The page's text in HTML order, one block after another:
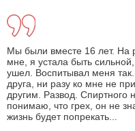
Мы были вместе 16 лет. На
мне, я устала быть
ушел. Воспитывал меня
друга, ни разу ко мне не
другим. Развод. Спиртного
понимаю, что грех, он не
жизнь будет попрекать...